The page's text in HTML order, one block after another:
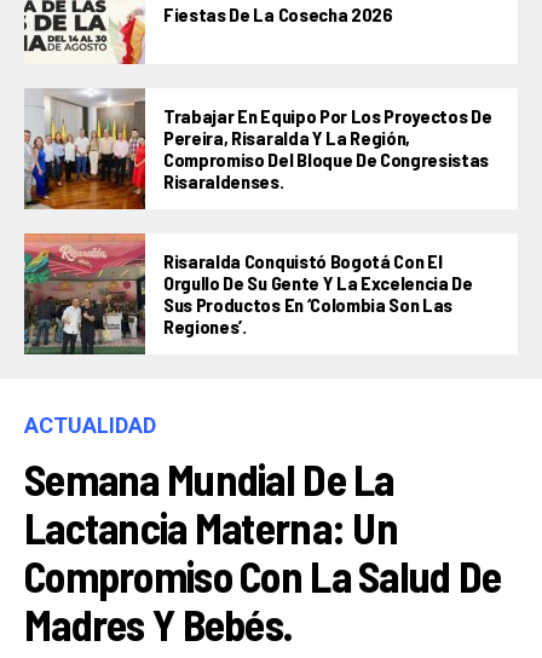
Fiestas De La Cosecha 2026
Trabajar En Equipo Por Los Proyectos De
Pereira, Risaralda Y La Región,
Compromiso Del Bloque De Congresistas
Risaraldenses.
Risaralda Conquistó Bogotá Con El
Orgullo De Su Gente Y La Excelencia De
Sus Productos En ‘Colombia Son Las
Regiones’.
ACTUALIDAD
Semana Mundial De La
Lactancia Materna: Un
Compromiso Con La Salud De
Madres Y Bebés.